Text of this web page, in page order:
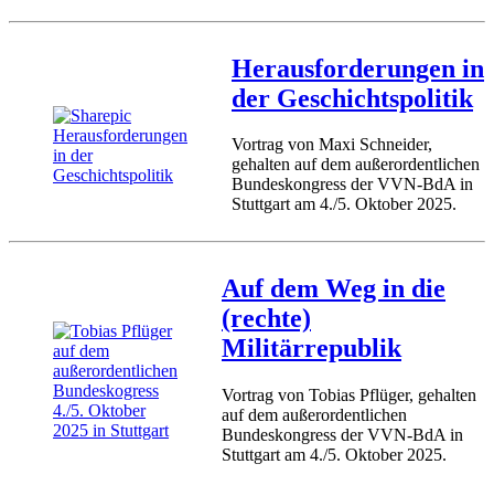
Herausforderungen in
der Geschichtspolitik
Vortrag von Maxi Schneider,
gehalten auf dem außerordentlichen
Bundeskongress der VVN-BdA in
Stuttgart am 4./5. Oktober 2025.
Auf dem Weg in die
(rechte)
Militärrepublik
Vortrag von Tobias Pflüger, gehalten
auf dem außerordentlichen
Bundeskongress der VVN-BdA in
Stuttgart am 4./5. Oktober 2025.